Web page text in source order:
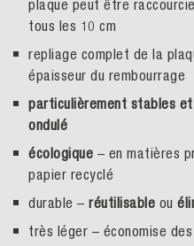
plaque peut être
tous les 10 cm
repliage complet de la
épaisseur du rembourrage
particulièrement stables
ondulé
écologique – en matières
papier recyclé
durable – réutilisable ou
très léger – économise